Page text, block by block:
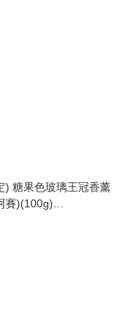
) 糖果色玻璃王冠香薰
賽)(100g)